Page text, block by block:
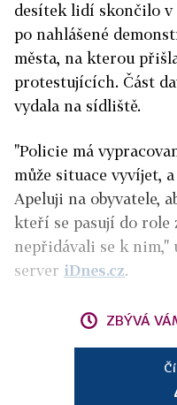
desítek lidí skončilo v
po nahlášené
města, na kterou
protestujících. Část
vydala na sídliště.
"Policie má
může situace vyvíjet,
Apeluji na obyvatele,
kteří se pasují do role
nepřidávali se k nim,"
server iDnes.cz.
ZBÝVÁ